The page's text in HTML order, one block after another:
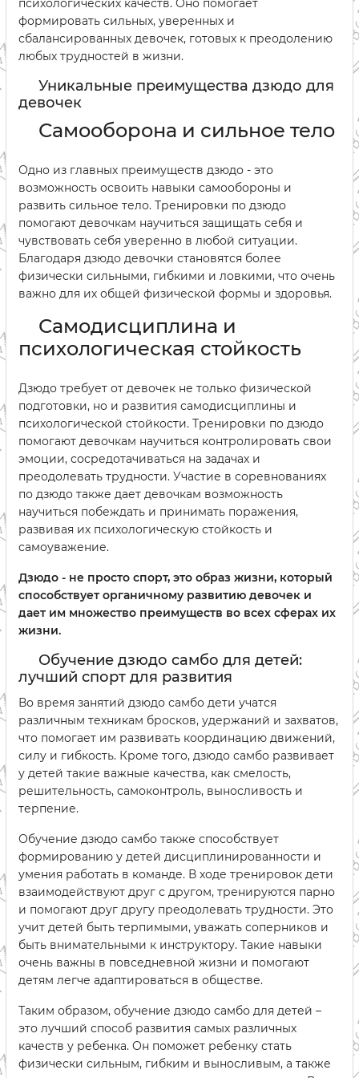
психологических качеств. Оно помогает
формировать сильных, уверенных и
сбалансированных девочек, готовых к преодолению
любых трудностей в жизни.
Уникальные преимущества дзюдо для
девочек
Самооборона и сильное тело
Одно из главных преимуществ дзюдо - это
возможность освоить навыки самообороны и
развить сильное тело. Тренировки по дзюдо
помогают девочкам научиться защищать себя и
чувствовать себя уверенно в любой ситуации.
Благодаря дзюдо девочки становятся более
физически сильными, гибкими и ловкими, что очень
важно для их общей физической формы и здоровья.
Самодисциплина и
психологическая стойкость
Дзюдо требует от девочек не только физической
подготовки, но и развития самодисциплины и
психологической стойкости. Тренировки по дзюдо
помогают девочкам научиться контролировать свои
эмоции, сосредотачиваться на задачах и
преодолевать трудности. Участие в соревнованиях
по дзюдо также дает девочкам возможность
научиться побеждать и принимать поражения,
развивая их психологическую стойкость и
самоуважение.
Дзюдо - не просто спорт, это образ жизни, который
способствует органичному развитию девочек и
дает им множество преимуществ во всех сферах их
жизни.
Обучение дзюдо самбо для детей:
лучший спорт для развития
Во время занятий дзюдо самбо дети учатся
различным техникам бросков, удержаний и захватов,
что помогает им развивать координацию движений,
силу и гибкость. Кроме того, дзюдо самбо развивает
у детей такие важные качества, как смелость,
решительность, самоконтроль, выносливость и
терпение.
Обучение дзюдо самбо также способствует
формированию у детей дисциплинированности и
умения работать в команде. В ходе тренировок дети
взаимодействуют друг с другом, тренируются парно
и помогают друг другу преодолевать трудности. Это
учит детей быть терпимыми, уважать соперников и
быть внимательными к инструктору. Такие навыки
очень важны в повседневной жизни и помогают
детям легче адаптироваться в обществе.
Таким образом, обучение дзюдо самбо для детей –
это лучший способ развития самых различных
качеств у ребенка. Он поможет ребенку стать
физически сильным, гибким и выносливым, а также